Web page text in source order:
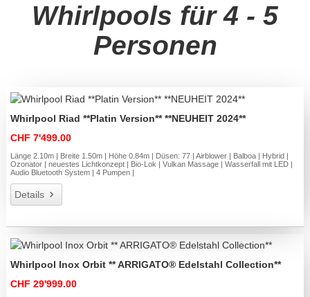
Whirlpools für 4 - 5
Personen
Whirlpool Riad **Platin Version** **NEUHEIT 2024**
CHF 7'499.00
Länge 2.10m | Breite 1.50m | Höhe 0.84m | Düsen: 77 | Airblower | Balboa | Hybrid |
Ozonator | neuestes Lichtkonzept | Bio-Lok | Vulkan Massage | Wasserfall mit LED |
Audio Bluetooth System | 4 Pumpen |
Details
Whirlpool Inox Orbit ** ARRIGATO® Edelstahl Collection**
CHF 29'999.00